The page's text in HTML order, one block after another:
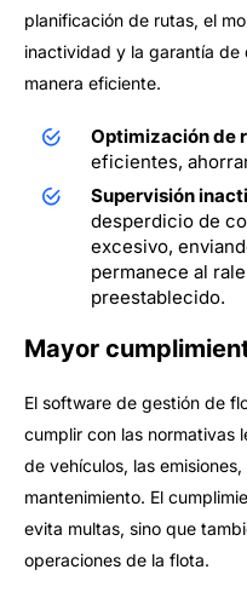
planificación de rutas, el
inactividad y la garantía de
manera eficiente.
Optimización de
eficientes,
Supervisión
desperdicio de
excesivo,
permanece al
preestablecido.
Mayor
El software de gestión de
cumplir con las normativas
de vehículos, las
mantenimiento. El
evita multas, sino que
operaciones de la flota.